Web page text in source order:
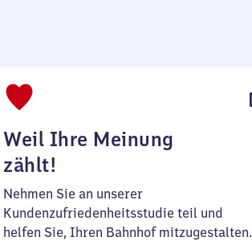
Weil Ihre Meinung
zählt!
Nehmen Sie an unserer
Kundenzufriedenheitsstudie teil und
helfen Sie, Ihren Bahnhof mitzugestalten.